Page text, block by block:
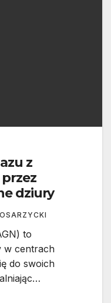
z
dziury
to
w centrach
do swoich